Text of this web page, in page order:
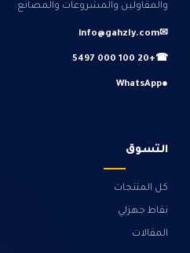
والمقاولين والمشروعات والمصانع.
✉
info@gahzly.com
☎
+20 100 000 5497
●
WhatsApp
التسوق
كل المنتجات
نقاط جهزلي
المقالات